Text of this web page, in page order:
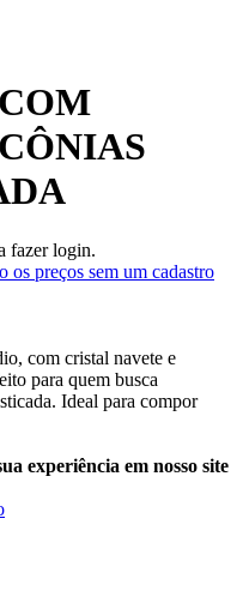
fazer login.
os preços sem um cadastro
com cristal navete e
para quem busca
Ideal para compor
experiência em nosso site